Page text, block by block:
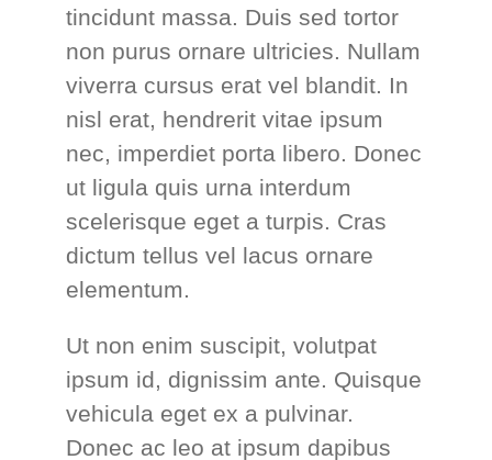
tincidunt massa. Duis sed tortor
non purus ornare ultricies. Nullam
viverra cursus erat vel blandit. In
nisl erat, hendrerit vitae ipsum
nec, imperdiet porta libero. Donec
ut ligula quis urna interdum
scelerisque eget a turpis. Cras
dictum tellus vel lacus ornare
elementum.
Ut non enim suscipit, volutpat
ipsum id, dignissim ante. Quisque
vehicula eget ex a pulvinar.
Donec ac leo at ipsum dapibus